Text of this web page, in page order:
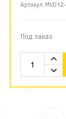
Артикул:
Под заказ